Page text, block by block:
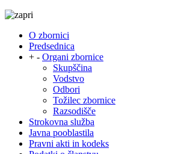
O zbornici
Predsednica
+ - Organi zbornice
Skupščina
Vodstvo
Odbori
Tožilec zbornice
Razsodišče
Strokovna služba
Javna pooblastila
Pravni akti in kodeks